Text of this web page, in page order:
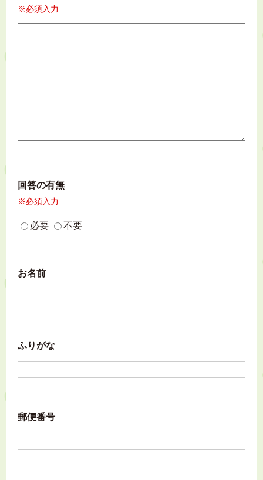
※必須入力
回答の有無
※必須入力
必要 不要
お名前
ふりがな
郵便番号